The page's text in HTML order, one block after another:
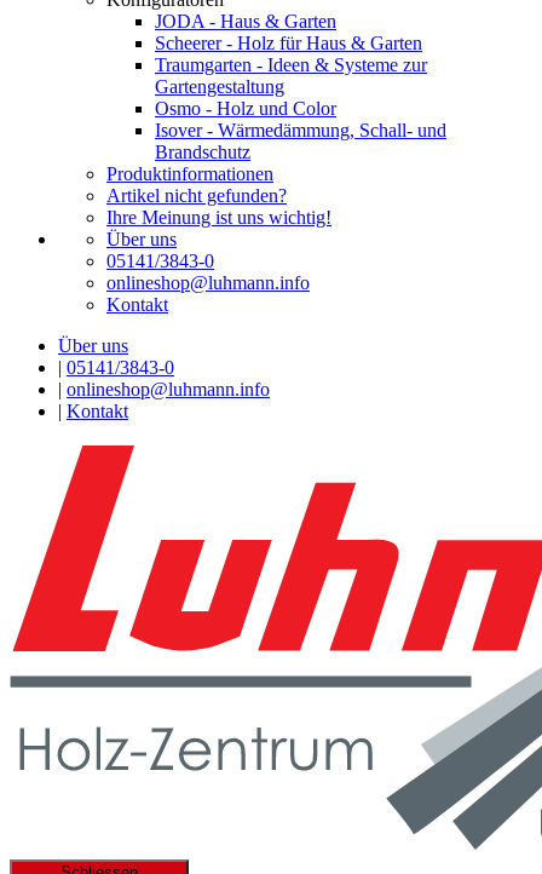
JODA - Haus & Garten
Scheerer - Holz für Haus & Garten
Traumgarten - Ideen & Systeme zur
Gartengestaltung
Osmo - Holz und Color
Isover - Wärmedämmung, Schall- und
Brandschutz
Produktinformationen
Artikel nicht gefunden?
Ihre Meinung ist uns wichtig!
Über uns
05141/3843-0
onlineshop@luhmann.info
Kontakt
Über uns
| 05141/3843-0
| onlineshop@luhmann.info
| Kontakt